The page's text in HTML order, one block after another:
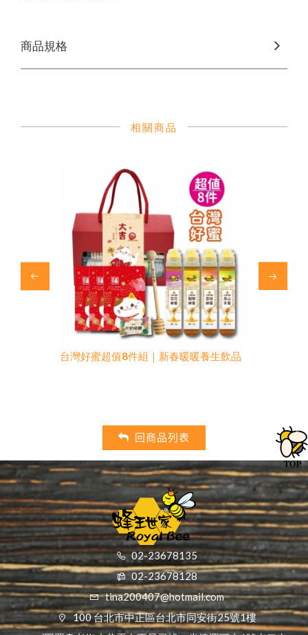
商品規格
相關商品
頂級三日齡純蜂王乳(素食)膠囊超值組
回商品列表
02-23678135
02-23678128
tina200407@hotmail.com
100 台北市中正區台北市同安街25號1樓